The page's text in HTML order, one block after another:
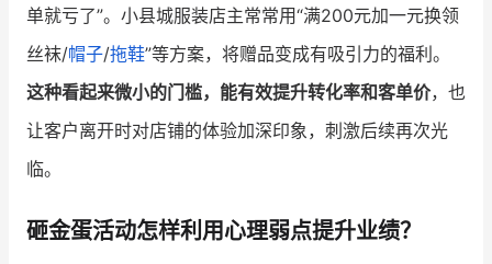
单就亏了”。小县城服装店主常常用“满200元加一元换领
丝袜/帽子/拖鞋”等方案，将赠品变成有吸引力的福利。
这种看起来微小的门槛，能有效提升转化率和客单价，也
让客户离开时对店铺的体验加深印象，刺激后续再次光
临。
砸金蛋活动怎样利用心理弱点提升业绩？